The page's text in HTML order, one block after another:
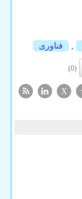
, فناوری
(0)
X